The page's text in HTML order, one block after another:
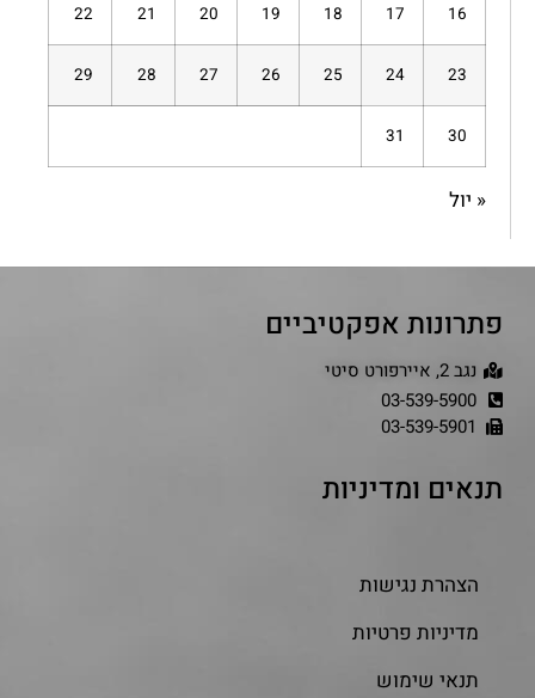
16
17
18
19
20
21
22
23
24
25
26
27
28
29
30
31
« יול
פתרונות אפקטיביים
נגב 2, איירפורט סיטי
03-539-5900
03-539-5901
תנאים ומדיניות
הצהרת נגישות
מדיניות פרטיות
תנאי שימוש